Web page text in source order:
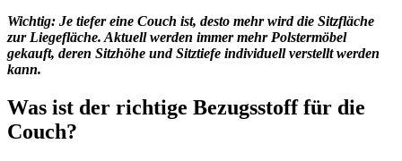
Wichtig: Je tiefer eine Couch ist, desto mehr wird die Sitzfläche
zur Liegefläche. Aktuell werden immer mehr Polstermöbel
gekauft, deren Sitzhöhe und Sitztiefe individuell verstellt werden
kann.
Was ist der richtige Bezugsstoff für die
Couch?